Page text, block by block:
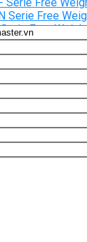
Serie Free
Free
Serie
Tiger Sport
gym
lý
thanh lý Gym